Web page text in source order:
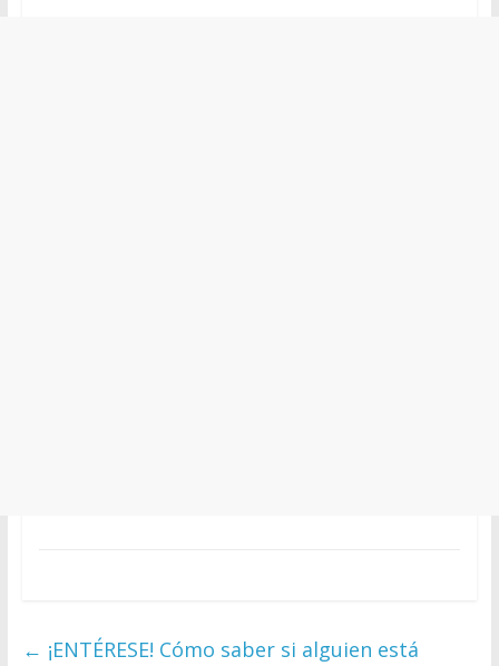
← ¡ENTÉRESE! Cómo saber si alguien está